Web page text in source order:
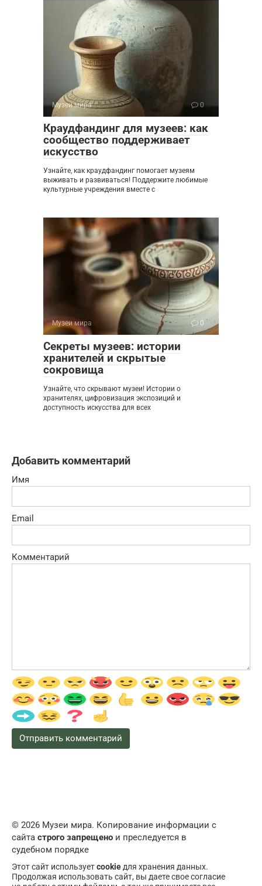
Музеи мира 0
Краудфандинг для музеев: как
сообщество поддерживает
искусство
Узнайте, как краудфандинг помогает музеям
выживать и развиваться! Поддержите любимые
культурные учреждения вместе с
Музеи мира 0
Секреты музеев: истории
хранителей и скрытые
сокровища
Узнайте, что скрывают музеи! Истории о
хранителях, цифровизация экспозиций и
доступность искусства для всех
Добавить комментарий
Имя
Email
Комментарий
© 2026 Музеи мира. Копирование информации с
сайта строго запрещено и преследуется в
судебном порядке
Этот сайт используетcookie для хранения данных.
Продолжая использовать сайт, вы даете свое согласие